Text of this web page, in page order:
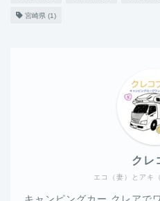
宮崎県 (1)
エコ（妻）とア
クレ